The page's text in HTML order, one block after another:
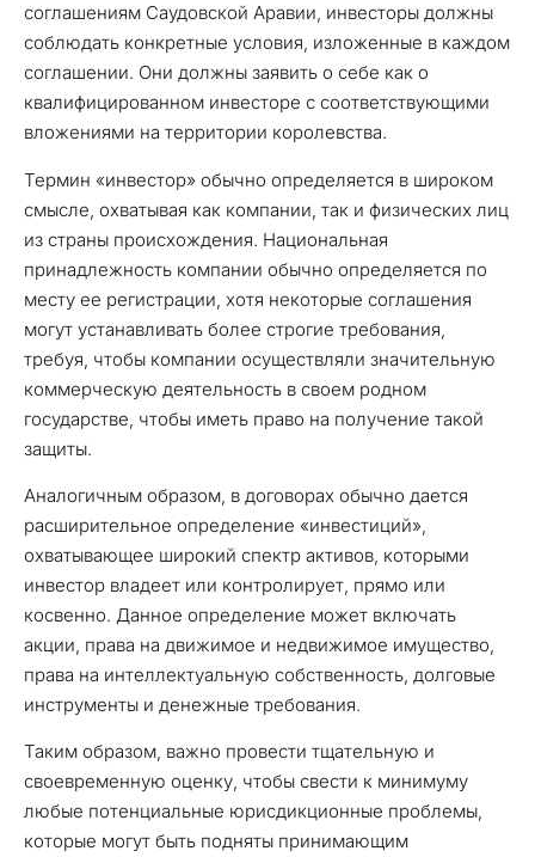
соглашениям Саудовской Аравии, инвесторы должны
соблюдать конкретные условия, изложенные в каждом
соглашении. Они должны заявить о себе как о
квалифицированном инвесторе с соответствующими
вложениями на территории королевства.
Термин «инвестор» обычно определяется в широком
смысле, охватывая как компании, так и физических лиц
из страны происхождения. Национальная
принадлежность компании обычно определяется по
месту ее регистрации, хотя некоторые соглашения
могут устанавливать более строгие требования,
требуя, чтобы компании осуществляли значительную
коммерческую деятельность в своем родном
государстве, чтобы иметь право на получение такой
защиты.
Аналогичным образом, в договорах обычно дается
расширительное определение «инвестиций»,
охватывающее широкий спектр активов, которыми
инвестор владеет или контролирует, прямо или
косвенно. Данное определение может включать
акции, права на движимое и недвижимое имущество,
права на интеллектуальную собственность, долговые
инструменты и денежные требования.
Таким образом, важно провести тщательную и
своевременную оценку, чтобы свести к минимуму
любые потенциальные юрисдикционные проблемы,
которые могут быть подняты принимающим